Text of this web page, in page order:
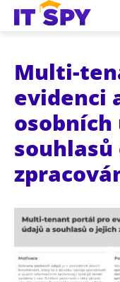
Multi-
evidenci
osobních